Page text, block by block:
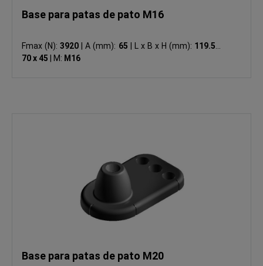
Base para patas de pato M16
Fmax (N):3920 A (mm): 65 L x B x H (mm): 119.5 x
70 x 45
M: M16
Base para patas de pato M20